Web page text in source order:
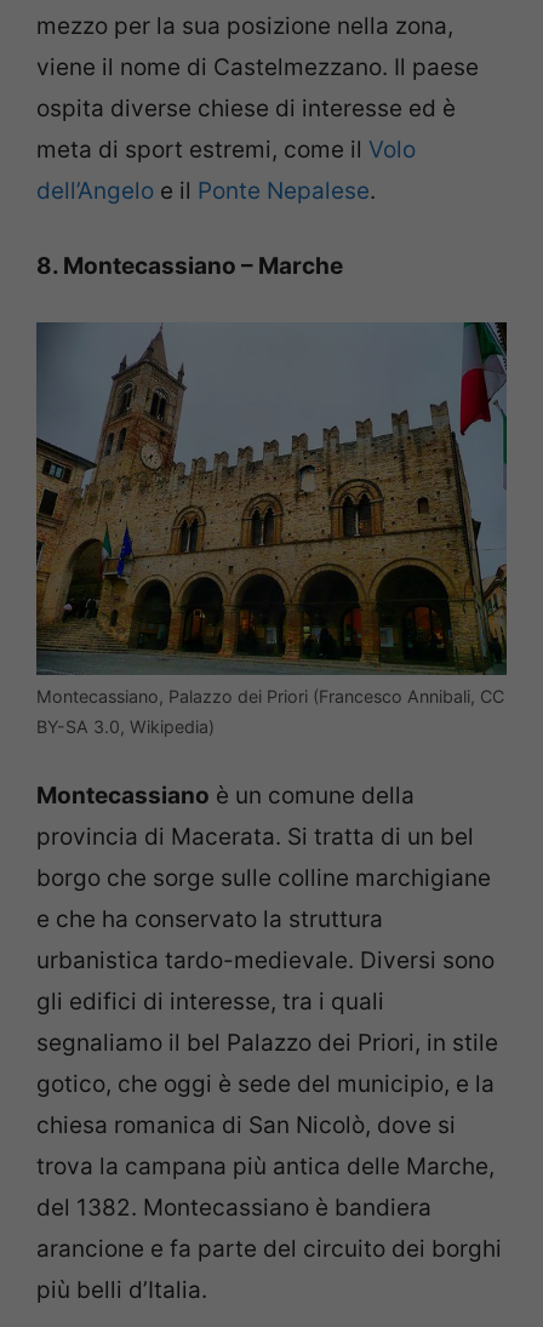
mezzo per la sua posizione nella zona,
viene il nome di Castelmezzano. Il paese
ospita diverse chiese di interesse ed è
meta di sport estremi, come il Volo
dell’Angelo e il Ponte Nepalese.
8. Montecassiano – Marche
Montecassiano, Palazzo dei Priori (Francesco Annibali, CC
BY-SA 3.0, Wikipedia)
Montecassiano è un comune della
provincia di Macerata. Si tratta di un bel
borgo che sorge sulle colline marchigiane
e che ha conservato la struttura
urbanistica tardo-medievale. Diversi sono
gli edifici di interesse, tra i quali
segnaliamo il bel Palazzo dei Priori, in stile
gotico, che oggi è sede del municipio, e la
chiesa romanica di San Nicolò, dove si
trova la campana più antica delle Marche,
del 1382. Montecassiano è bandiera
arancione e fa parte del circuito dei borghi
più belli d’Italia.